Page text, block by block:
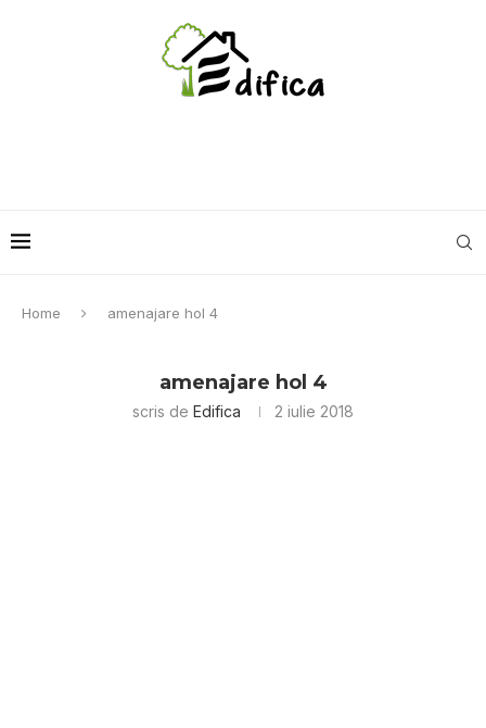
Home amenajare hol 4
amenajare hol 4
scris de Edifica 2 iulie 2018